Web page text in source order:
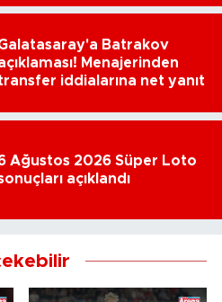
Batrakov
Menajerinden
iddialarına net yanıt
Ağustos 2026 Süper Loto
açıklandı